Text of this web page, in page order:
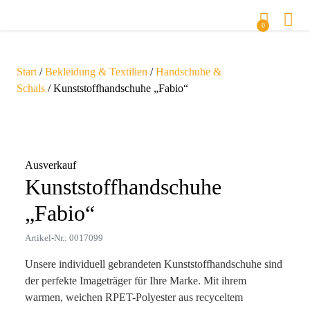
0
Start /Bekleidung & Textilien /Handschuhe &
Schals / Kunststoffhandschuhe „Fabio“
Ausverkauf
Kunststoffhandschuhe
„Fabio“
Artikel-Nr.: 0017099
Unsere individuell gebrandeten Kunststoffhandschuhe sind
der perfekte Imageträger für Ihre Marke. Mit ihrem
warmen, weichen RPET-Polyester aus recyceltem